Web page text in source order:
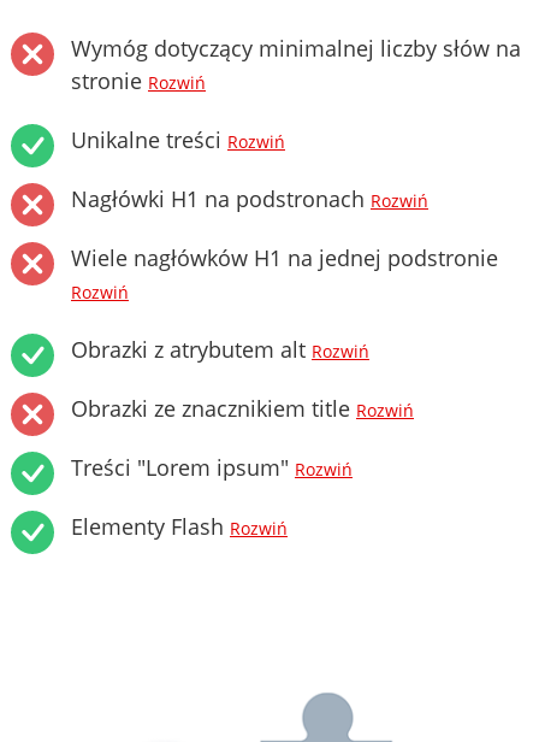
Wymóg dotyczący minimalnej liczby słów na
stronie Rozwiń
Unikalne treści Rozwiń
Nagłówki H1 na podstronach Rozwiń
Wiele nagłówków H1 na jednej podstronie
Rozwiń
Obrazki z atrybutem alt Rozwiń
Obrazki ze znacznikiem title Rozwiń
Treści "Lorem ipsum" Rozwiń
Elementy Flash Rozwiń